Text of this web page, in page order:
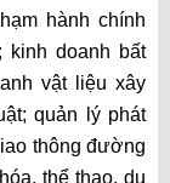
hành chính
kinh doanh bất
vật liệu xây
quản lý phát
thông đường
thể thao, du